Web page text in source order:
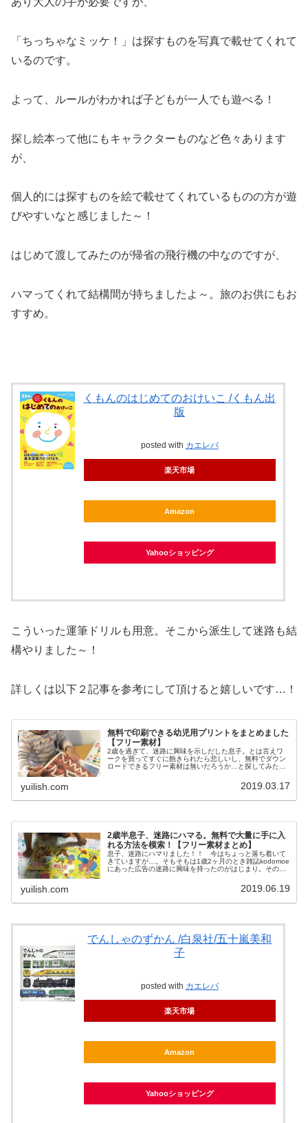
「ちっちゃなミッケ！」は探すものを写真で載せてくれて
いるのです。
よって、ルールがわかれば子どもが一人でも遊べる！
探し絵本って他にもキャラクターものなど色々あります
が、
個人的には探すものを絵で載せてくれているものの方が遊
びやすいなと感じました～！
はじめて渡してみたのが帰省の飛行機の中なのですが、
ハマってくれて結構間が持ちましたよ～。旅のお供にもお
すすめ。
くもんのはじめてのおけいこ /くもん出
版
posted with カエレバ
楽天市場
Amazon
Yahooショッピング
こういった運筆ドリルも用意。そこから派生して迷路も結
構やりました～！
詳しくは以下２記事を参考にして頂けると嬉しいです…！
無料で印刷できる幼児用プリントをまとめました
【フリー素材】
2歳を過ぎて、迷路に興味を示しだした息子。とは言えワ
ークを買ってすぐに飽きられたら悲しいし、無料でダウン
ロードできるフリー素材は無いだろうか…と探してみたと
yuilish.com 2019.03.17
2歳半息子、迷路にハマる。無料で大量に手に入
れる方法を模索！【フリー素材まとめ】
息子、迷路にハマりました！！ 今はちょっと落ち着いて
きていますが…。そもそもは1歳2ヶ月のとき雑誌kodomoe
にあった広告の迷路に興味を持ったのがはじまり。その時
yuilish.com 2019.06.19
でんしゃのずかん /白泉社/五十嵐美和
子
posted with カエレバ
楽天市場
Amazon
Yahooショッピング